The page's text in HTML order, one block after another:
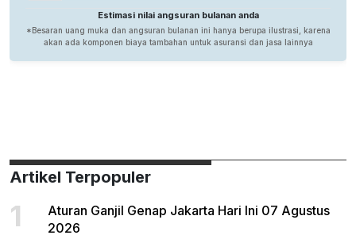
Artikel Terpopuler
1
Aturan Ganjil Genap Jakarta Hari Ini 07 Agustus
2026